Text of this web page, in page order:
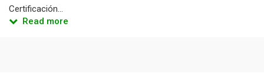
Certificación...
Read more